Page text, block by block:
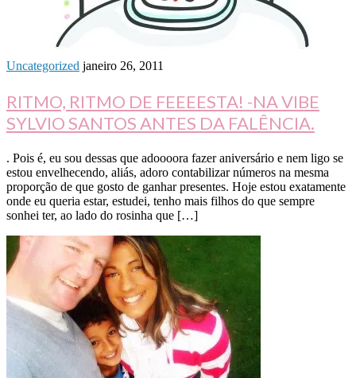
Uncategorized janeiro 26, 2011
RITMO, RITMO DE FEEEESTA! -NA VIBE
SYLVIO SANTOS ANTES DA FALÊNCIA.
. Pois é, eu sou dessas que adoooora fazer aniversário e nem ligo se
estou envelhecendo, aliás, adoro contabilizar números na mesma
proporção de que gosto de ganhar presentes. Hoje estou exatamente
onde eu queria estar, estudei, tenho mais filhos do que sempre
sonhei ter, ao lado do rosinha que […]